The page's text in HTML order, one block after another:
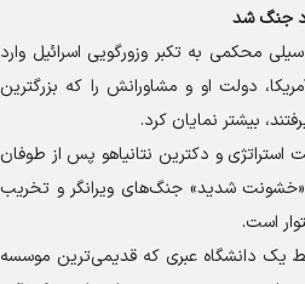
جنگ شد
محکمی به تکبر وزورگویی اسرائیل وارد
دولت او و مشاورانش را که بزرگترین
بیشتر نمایان کرد.
و دکترین نتانیاهو پس از طوفان
«خشونت شدید» جنگ‌های ویرانگر و تخریب
است.
یک دانشگاه عبری که قدیمی‌ترین موسسه